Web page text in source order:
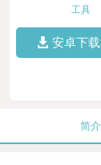
工具
安卓下载
简介